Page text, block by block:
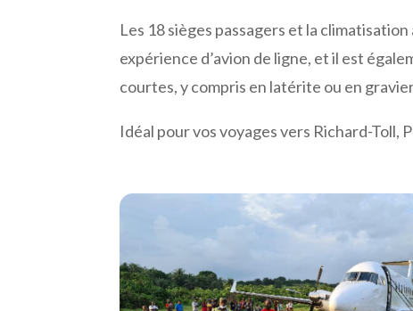
Les 18 sièges passagers et la
expérience d’avion de ligne, et il est
courtes, y compris en latérite ou en
Idéal pour vos voyages vers Richard-Toll,